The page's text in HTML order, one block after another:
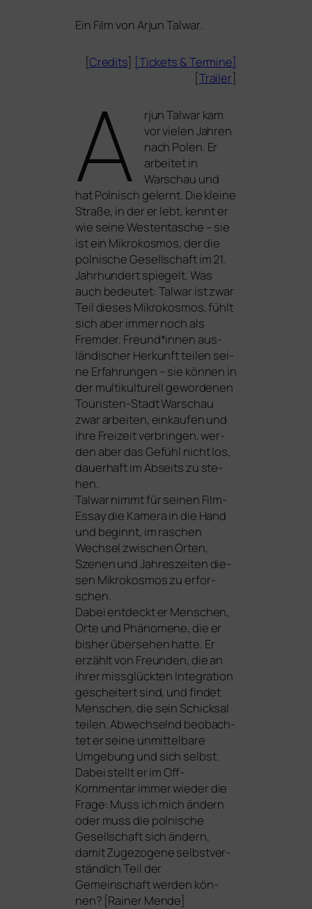
Ein Film vonArjun Talwar.
[Credits] [Tickets &Termine]
[Trailer]
A
rjun Talwar kam
vor vie­len Jahren
nach Polen. Er
arbei­tet in
Warschau und
hat Polnisch gelernt. Die klei­ne
Straße, in der er lebt, kennt er
wie sei­ne Westentasche – sie
ist ein Mikrokosmos, der die
pol­ni­sche Gesellschaft im 21.
Jahrhundert spie­gelt. Was
auch bedeu­tet: Talwar ist zwar
Teil die­ses Mikrokosmos, fühlt
sich aber immer noch als
Fremder. Freund*innen aus­
län­di­scher Herkunft tei­len sei­
ne Erfahrungen – sie kön­nen in
der mul­ti­kul­tu­rell gewor­de­nen
Touristen-Stadt Warschau
zwar arbei­ten, ein­kau­fen und
ihre Freizeit ver­brin­gen, wer­
den aber das Gefühl nicht los,
dau­er­haft im Abseits zu ste­
hen.
Talwar nimmt für sei­nen Film-
Essay die Kamera in die Hand
und beginnt, im raschen
Wechsel zwi­schen Orten,
Szenen und Jahreszeiten die­
sen Mikrokosmos zu erfor­
schen.
Dabei ent­deckt er Menschen,
Orte und Phänomene, die er
bis­her über­se­hen hat­te. Er
erzählt von Freunden, die an
ihrer miss­glück­ten Integration
geschei­tert sind, und fin­det
Menschen, die sein Schicksal
tei­len. Abwechselnd beob­ach­
tet er sei­ne unmit­tel­ba­re
Umgebung und sich selbst.
Dabei stellt er im Off-
Kommentar immer wie­der die
Frage: Muss ich mich ändern
oder muss die pol­ni­sche
Gesellschaft sich ändern,
damit Zugezogene selbst­ver­
ständlch Teil der
Gemeinschaft wer­den kön­
nen? [Rainer Mende]